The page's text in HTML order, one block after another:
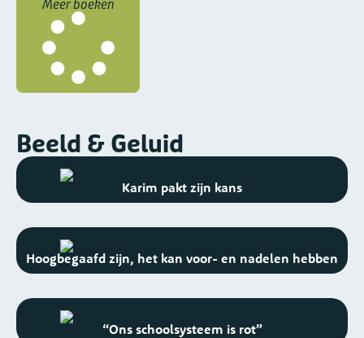
Meer boeken
Beeld & Geluid
Karim pakt zijn kans
Hoogbegaafd zijn, het kan voor- en nadelen hebben
“Ons schoolsysteem is rot”